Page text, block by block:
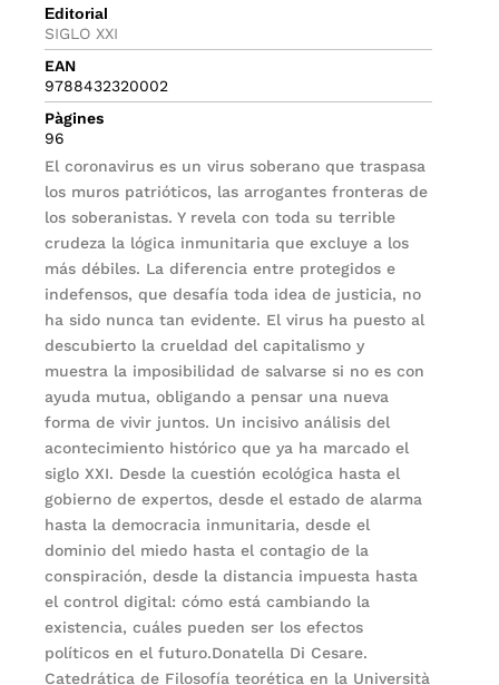
Editorial
SIGLO XXI
EAN
9788432320002
Pàgines
96
El coronavirus es un virus soberano que traspasa
los muros patrióticos, las arrogantes fronteras de
los soberanistas. Y revela con toda su terrible
crudeza la lógica inmunitaria que excluye a los
más débiles. La diferencia entre protegidos e
indefensos, que desafía toda idea de justicia, no
ha sido nunca tan evidente. El virus ha puesto al
descubierto la crueldad del capitalismo y
muestra la imposibilidad de salvarse si no es con
ayuda mutua, obligando a pensar una nueva
forma de vivir juntos. Un incisivo análisis del
acontecimiento histórico que ya ha marcado el
siglo XXI. Desde la cuestión ecológica hasta el
gobierno de expertos, desde el estado de alarma
hasta la democracia inmunitaria, desde el
dominio del miedo hasta el contagio de la
conspiración, desde la distancia impuesta hasta
el control digital: cómo está cambiando la
existencia, cuáles pueden ser los efectos
políticos en el futuro.Donatella Di Cesare.
Catedrática de Filosofía teorética en la Università